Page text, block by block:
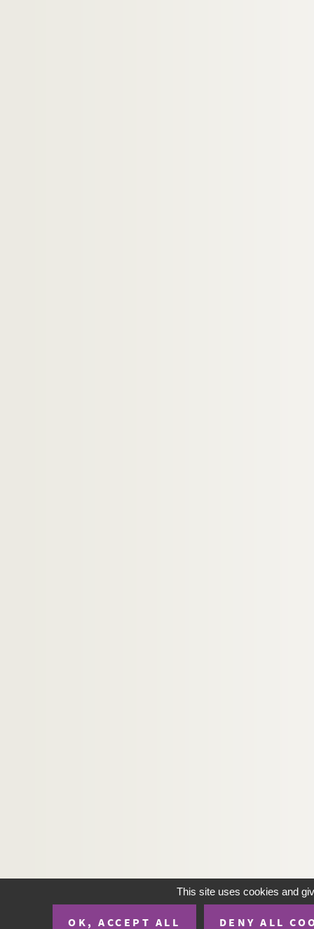
This site uses cookies and
OK, ACCEPT ALL DENY ALL